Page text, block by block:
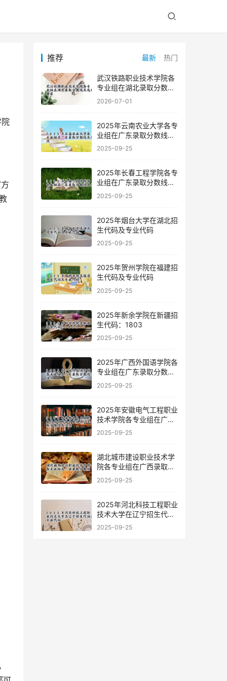
推荐 最新 热门
武汉铁路职业技术学院各
专业组在湖北录取分数线
及选科要求
2026-07-01
2025年云南农业大学各专
业组在广东录取分数线及
位次
2025-09-25
2025年长春工程学院各专
业组在广东录取分数线及
位次
2025-09-25
2025年烟台大学在湖北招
生代码及专业代码
2025-09-25
2025年贺州学院在福建招
生代码及专业代码
2025-09-25
2025年新余学院在新疆招
生代码：1803
2025-09-25
2025年广西外国语学院各
专业组在广东录取分数线
及位次
2025-09-25
2025年安徽电气工程职业
技术学院各专业组在广东
录取分数线及位次
2025-09-25
湖北城市建设职业技术学
院各专业组在广西录取分
数线
2025-09-25
2025年河北科技工程职业
技术大学在辽宁招生代码
及专业代码
2025-09-25